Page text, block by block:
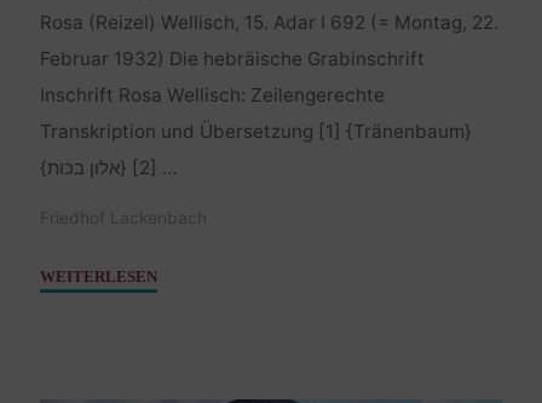
Rosa (Reizel) Wellisch, 15. Adar I 692 (= Montag, 22.
Februar 1932) Die hebräische Grabinschrift
Inschrift Rosa Wellisch: Zeilengerechte
Transkription und Übersetzung [1] {Tränenbaum}
{אלון בכות} [2] …
Friedhof Lackenbach
WEITERLESEN"Wellisch